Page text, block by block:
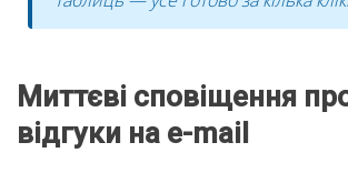
Миттєві сповіщення
відгуки на e-mail